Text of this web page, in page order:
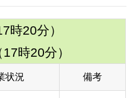
時20分）
時20分）
状況 備考